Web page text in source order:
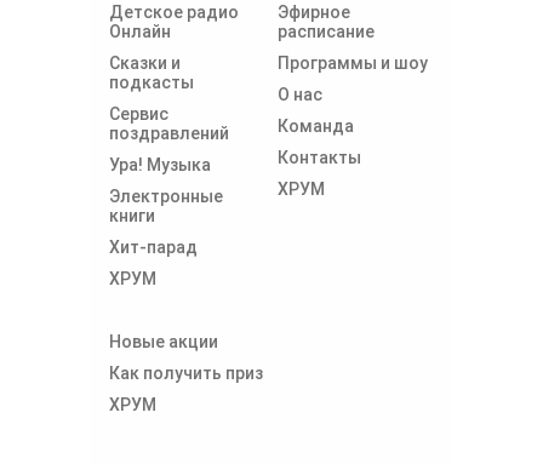
Детское радио
Онлайн
Сказки и
подкасты
Сервис
поздравлений
Ура! Музыка
Электронные
книги
Хит-парад
ХРУМ
Эфирное
расписание
Программы и шоу
О нас
Команда
Контакты
ХРУМ
Новые акции
Как получить приз
ХРУМ